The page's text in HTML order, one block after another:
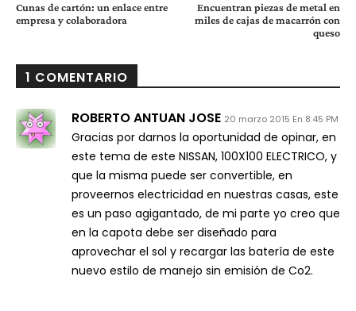
Cunas de cartón: un enlace entre
empresa y colaboradora
Encuentran piezas de metal en
miles de cajas de macarrón con
queso
1 COMENTARIO
ROBERTO ANTUAN JOSE 20 marzo 2015 En 8:45 PM
Gracias por darnos la oportunidad de opinar, en
este tema de este NISSAN, 100X100 ELECTRICO, y
que la misma puede ser convertible, en
proveernos electricidad en nuestras casas, este
es un paso agigantado, de mi parte yo creo que
en la capota debe ser diseñado para
aprovechar el sol y recargar las batería de este
nuevo estilo de manejo sin emisión de Co2.